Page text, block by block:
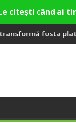
Carbochim într-